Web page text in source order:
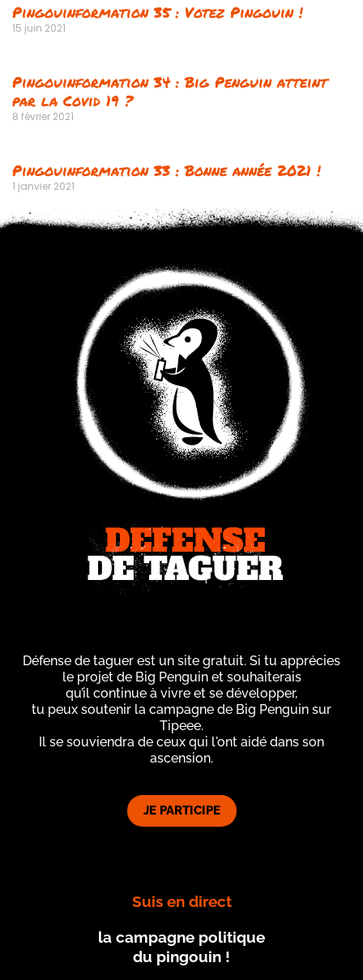
Pingouinformation 35 : Votez Pingouin !
15 juin 2021
Pingouinformation 34 : Big Penguin atteint
par la Covid 19 ?
8 février 2021
Pingouinformation 33 : Bonne année 2021 !
1 janvier 2021
Défense de taguer est un site gratuit. Si tu apprécies
le projet de Big Penguin et souhaiterais
qu’il continue à vivre et se développer,
tu peux soutenir la campagne de Big Penguin sur
Tipeee.
Il se souviendra de ceux qui l'ont aidé dans son
ascension.
JE PARTICIPE
Suis en direct
la campagne politique
du pingouin !